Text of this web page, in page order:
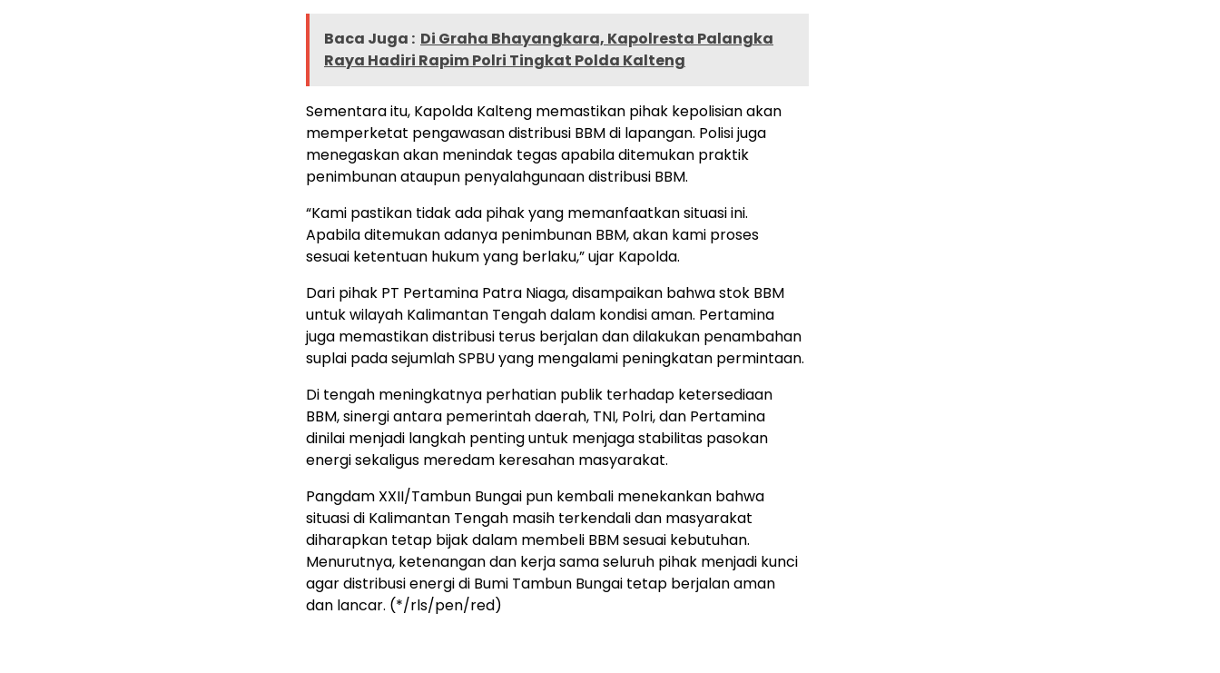
Baca Juga : Di Graha Bhayangkara, Kapolresta Palangka
Raya Hadiri Rapim Polri Tingkat Polda Kalteng
Sementara itu, Kapolda Kalteng memastikan pihak kepolisian akan
memperketat pengawasan distribusi BBM di lapangan. Polisi juga
menegaskan akan menindak tegas apabila ditemukan praktik
penimbunan ataupun penyalahgunaan distribusi BBM.
“Kami pastikan tidak ada pihak yang memanfaatkan situasi ini.
Apabila ditemukan adanya penimbunan BBM, akan kami proses
sesuai ketentuan hukum yang berlaku,” ujar Kapolda.
Dari pihak PT Pertamina Patra Niaga, disampaikan bahwa stok BBM
untuk wilayah Kalimantan Tengah dalam kondisi aman. Pertamina
juga memastikan distribusi terus berjalan dan dilakukan penambahan
suplai pada sejumlah SPBU yang mengalami peningkatan permintaan.
Di tengah meningkatnya perhatian publik terhadap ketersediaan
BBM, sinergi antara pemerintah daerah, TNI, Polri, dan Pertamina
dinilai menjadi langkah penting untuk menjaga stabilitas pasokan
energi sekaligus meredam keresahan masyarakat.
Pangdam XXII/Tambun Bungai pun kembali menekankan bahwa
situasi di Kalimantan Tengah masih terkendali dan masyarakat
diharapkan tetap bijak dalam membeli BBM sesuai kebutuhan.
Menurutnya, ketenangan dan kerja sama seluruh pihak menjadi kunci
agar distribusi energi di Bumi Tambun Bungai tetap berjalan aman
dan lancar. (*/rls/pen/red)